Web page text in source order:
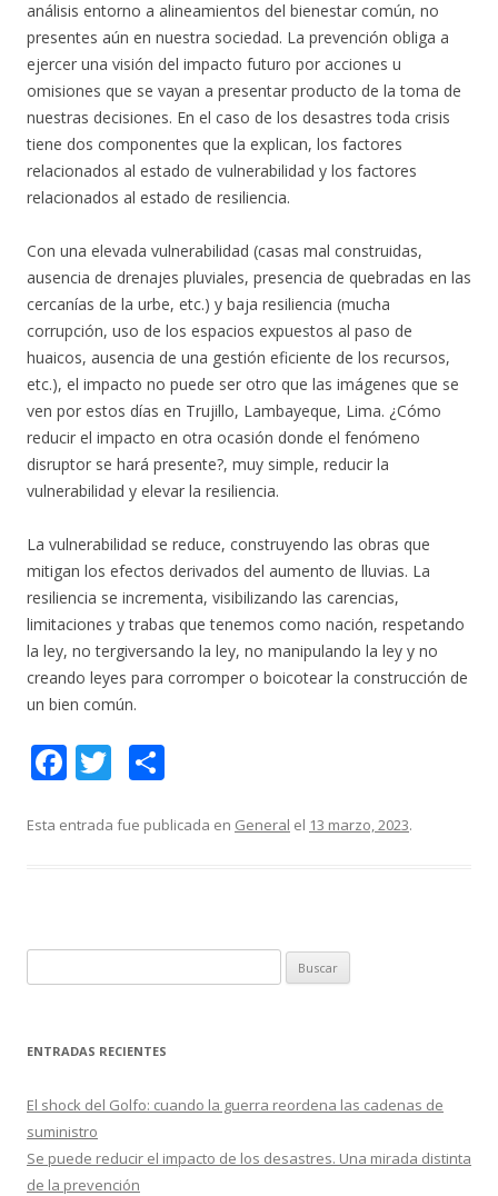
análisis entorno a alineamientos del bienestar común, no
presentes aún en nuestra sociedad. La prevención obliga a
ejercer una visión del impacto futuro por acciones u
omisiones que se vayan a presentar producto de la toma de
nuestras decisiones. En el caso de los desastres toda crisis
tiene dos componentes que la explican, los factores
relacionados al estado de vulnerabilidad y los factores
relacionados al estado de resiliencia.
Con una elevada vulnerabilidad (casas mal construidas,
ausencia de drenajes pluviales, presencia de quebradas en las
cercanías de la urbe, etc.) y baja resiliencia (mucha
corrupción, uso de los espacios expuestos al paso de
huaicos, ausencia de una gestión eficiente de los recursos,
etc.), el impacto no puede ser otro que las imágenes que se
ven por estos días en Trujillo, Lambayeque, Lima. ¿Cómo
reducir el impacto en otra ocasión donde el fenómeno
disruptor se hará presente?, muy simple, reducir la
vulnerabilidad y elevar la resiliencia.
La vulnerabilidad se reduce, construyendo las obras que
mitigan los efectos derivados del aumento de lluvias. La
resiliencia se incrementa, visibilizando las carencias,
limitaciones y trabas que tenemos como nación, respetando
la ley, no tergiversando la ley, no manipulando la ley y no
creando leyes para corromper o boicotear la construcción de
un bien común.
F
e
o
k
T
itt m
ti
r
Esta entrada fue publicada en General el 13 marzo, 2023.
u
c
r
ENTRADAS RECIENTES
El shock del Golfo: cuando la guerra reordena las cadenas de
suministro
Se puede reducir el impacto de los desastres. Una mirada distinta
de la prevención